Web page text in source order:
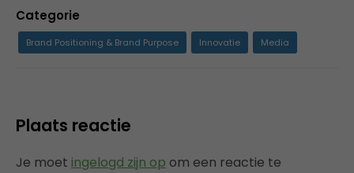
Categorie
Brand Positioning & Brand Purpose Innovatie Media
Plaats reactie
Je moet ingelogd zijn op om een reactie te